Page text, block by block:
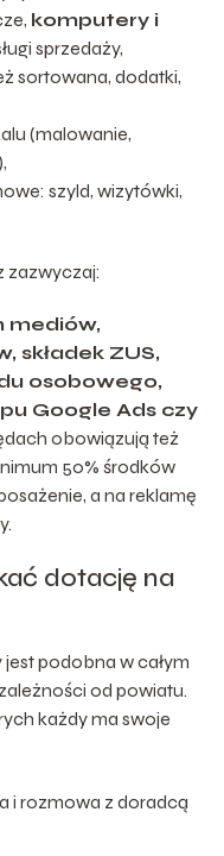
komputery i
sprzedaży,
sortowana, dodatki,
(malowanie,
szyld, wizytówki,
zazwyczaj:
mediów,
składek ZUS,
osobowego,
Google Ads czy
obowiązują też
50% środków
a na reklamę
dotację na
podobna w całym
od powiatu.
każdy ma swoje
i rozmowa z doradcą